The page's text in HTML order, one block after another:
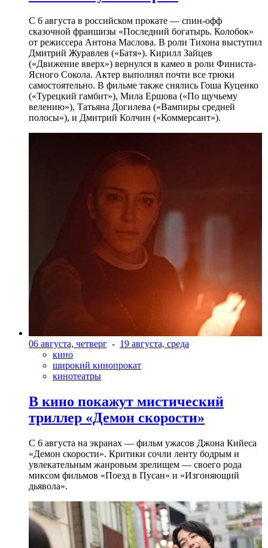
С 6 августа в российском прокате — спин-офф
сказочной франшизы «Последний богатырь. Колобок»
от режиссера Антона Маслова. В роли Тихона выступил
Дмитрий Журавлев («Батя»). Кирилл Зайцев
(«Движение вверх») вернулся в камео в роли Финиста-
Ясного Сокола. Актер выполнял почти все трюки
самостоятельно. В фильме также снялись Гоша Куценко
(«Турецкий гамбит»), Мила Ершова («По щучьему
велению»), Татьяна Догилева («Вампиры средней
полосы»), и Дмитрий Колчин («Коммерсант»).
06 августа, четверг - 19 августа, среда
кино
широкий кинопрокат
кинотеатры
В кино покажут мистический
триллер «Демон скорости»
С 6 августа на экранах — фильм ужасов Джона Кийеса
«Демон скорости». Критики сочли ленту бодрым и
увлекательным жанровым зрелищeм — своего рода
миксом фильмов «Поезд в Пусан» и «Изгоняющий
дьявола».